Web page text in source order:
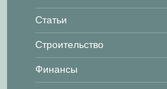
Статьи
Строительство
Финансы